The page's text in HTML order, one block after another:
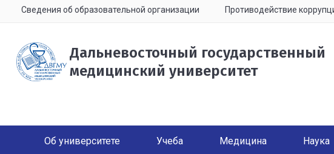
Сведения об образовательной организации Противодействие
Дальневосточный государственный
медицинский университет
Об университете Учеба Медицина Наука